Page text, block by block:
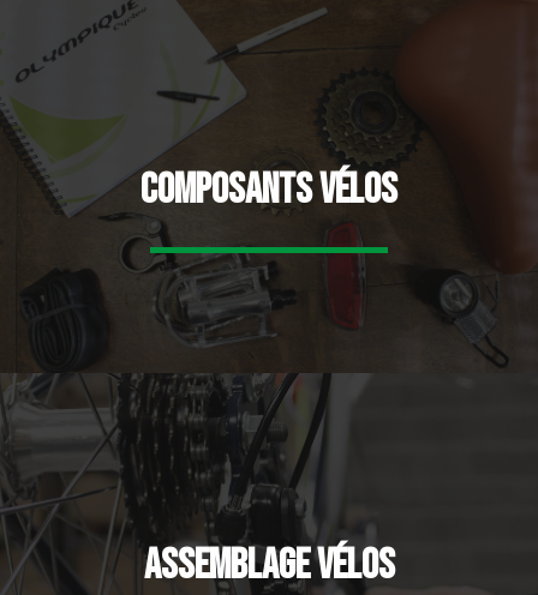
Composants vélos
Assemblage vélos